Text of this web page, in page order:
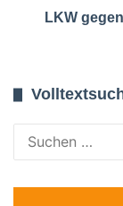
LKW